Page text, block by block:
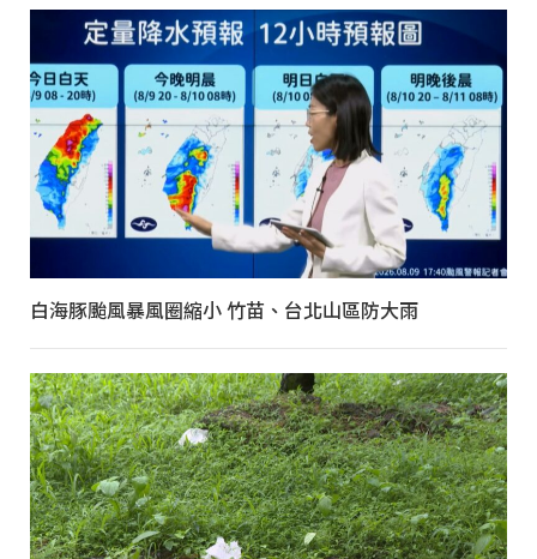
白海豚颱風暴風圈縮小 竹苗、台北山區防大雨